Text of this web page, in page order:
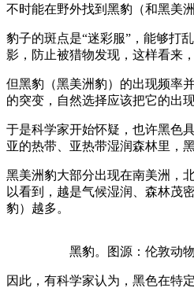
不时能在野外找到黑豹（和黑美洲
豹子的斑点是“迷彩服”，能够打
影，防止被猎物发现，这样看来
但黑豹（黑美洲豹）的出现频率
的突变，自然选择应该把它的出
于是科学家开始怀疑，也许黑色
亚的热带、亚热带湿润森林里，
黑美洲豹大部分出现在南美洲，
以看到，越是气候湿润、森林茂
豹）越多。
黑豹。图源：伦敦动
因此，有科学家认为，黑色在特